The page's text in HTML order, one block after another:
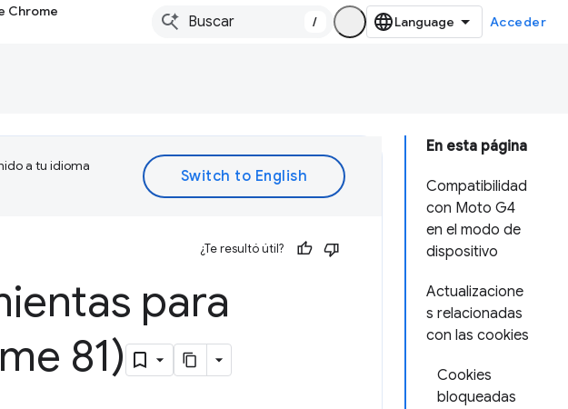
Chrome
/ Acceder
En esta página
Compatibilidad
con Moto G4
en el modo de
dispositivo
Actualizacione
s relacionadas
con las cookies
Cookies
bloqueadas
a tu idioma
¿Te resultó útil?
para
81)